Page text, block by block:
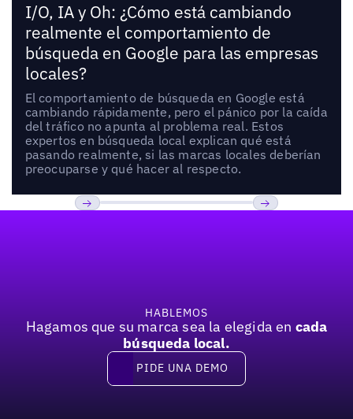
I/O, IA y Oh: ¿Cómo está cambiando
realmente el comportamiento de
búsqueda en Google para las empresas
locales?
El comportamiento de búsqueda en Google está
cambiando rápidamente, pero el pánico por la caída
del tráfico no apunta al problema real. Estos
expertos en búsqueda local explican qué está
pasando realmente, si las marcas locales deberían
preocuparse y qué hacer al respecto.
HABLEMOS
Hagamos que su marca sea la elegida en cada
búsqueda local.
Pide una demo
PIDE UNA DEMO